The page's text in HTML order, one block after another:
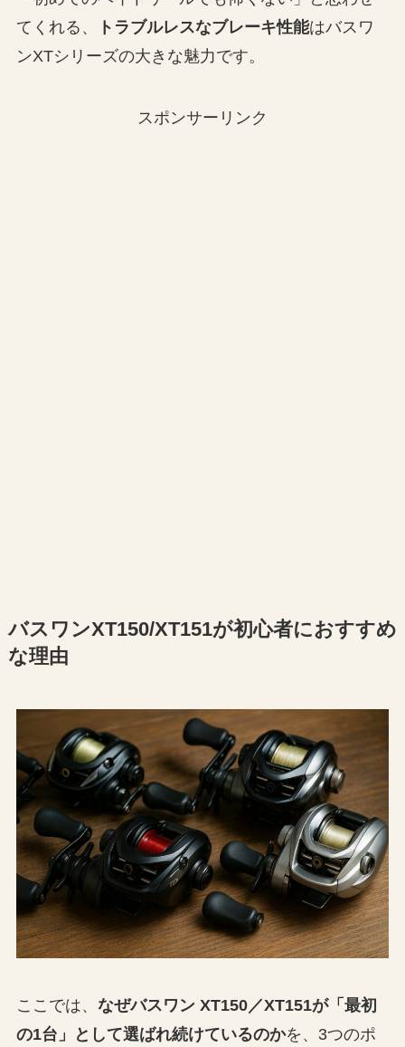
てくれる、
トラブルレスなブレーキ性能はバスワ
ンXTシリーズの大きな魅力です。
スポンサーリンク
バスワンXT150/XT151が初心者におすすめ
な理由
ここでは、 なぜバスワン XT150／XT151が「最初
の1台」として選ばれ続けているのかを、3つのポ